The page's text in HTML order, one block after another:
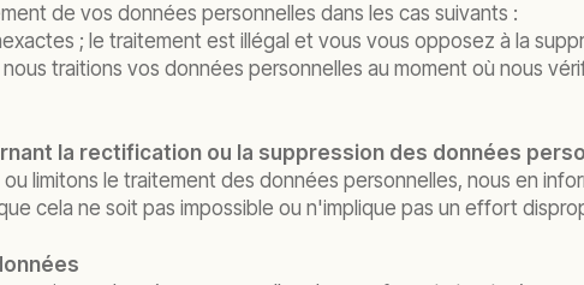
de vos données personnelles dans les cas suivants :
; le traitement est illégal et vous vous opposez à la
traitions vos données personnelles au moment où nous
la rectification ou la suppression des données
limitons le traitement des données personnelles, nous en
cela ne soit pas impossible ou n'implique pas un effort